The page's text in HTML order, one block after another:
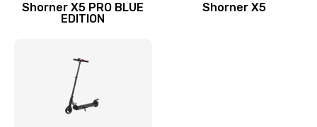
Shorner X5 PRO BLUE
EDITION
Shorner X5